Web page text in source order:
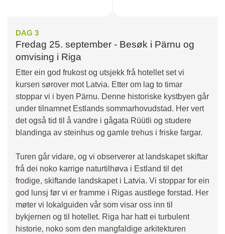
DAG 3
Fredag 25. september - Besøk i Pärnu og
omvising i Riga
Etter ein god frukost og utsjekk frå hotellet set vi
kursen sørover mot Latvia. Etter om lag to timar
stoppar vi i byen Pärnu. Denne historiske kystbyen går
under tilnamnet Estlands sommarhovudstad. Her vert
det også tid til å vandre i gågata Rüütli og studere
blandinga av steinhus og gamle trehus i friske fargar.
Turen går vidare, og vi observerer at landskapet skiftar
frå dei noko karrige naturtilhøva i Estland til det
frodige, skiftande landskapet i Latvia. Vi stoppar for ein
god lunsj før vi er framme i Rigas austlege forstad. Her
møter vi lokalguiden vår som visar oss inn til
bykjernen og til hotellet. Riga har hatt ei turbulent
historie, noko som den mangfaldige arkitekturen